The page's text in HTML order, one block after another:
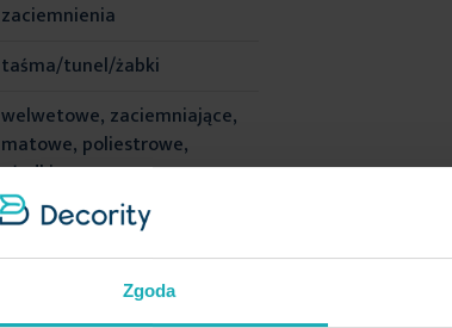
Zgoda
zaciemnienia
taśma/tunel/żabki
welwetowe, zaciemniające,
matowe, poliestrowe,
gładkie
jednokolorowe, modne,
ekskluzywny